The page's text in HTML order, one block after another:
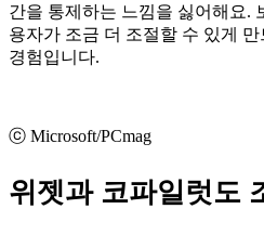
간을 통제하는 느낌을 싫어해요.
용자가 조금 더 조절할 수 있게
경험입니다.
ⓒ Microsoft/PCmag
위젯과 코파일럿도